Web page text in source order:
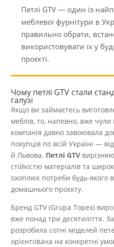
Петлі GTV — один із
меблевої фурнітури в
правильно обрати,
використовувати їх у
проєкті.
Чому петлі GTV стали
галузі
Якщо ви займаєтесь
меблів, то, напевно, вже
компанія давно завоювала
покупців по всій Україні —
й Львова. Петлі GTV
стійкістю матеріалів та
охоплює потреби будь-якого
домашнього проєкту.
Бренд GTV (Grupa Topex)
вже понад три десятиліття.
розробила сотні моделей
орієнтована на конкретні